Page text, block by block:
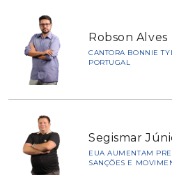
Robson Alves
CANTORA BONNIE
PORTUGAL
Segismar
EUA AUMENTAM
SANÇÕES E